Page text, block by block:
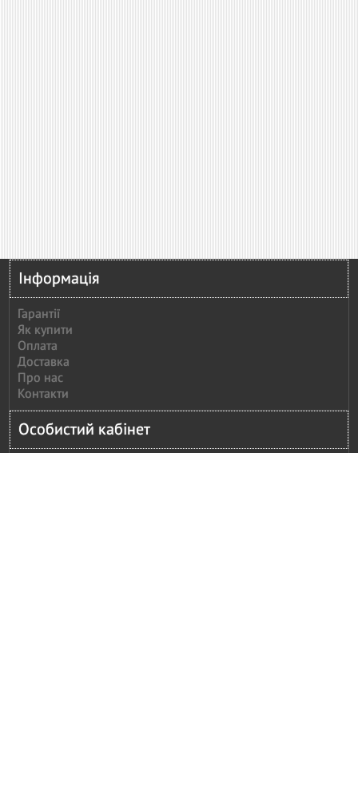
Інформація
Гарантії
Як купити
Оплата
Доставка
Про нас
Контакти
Особистий кабінет